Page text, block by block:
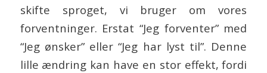
skifte sproget, vi bruger om vores
forventninger. Erstat “Jeg forventer” med
“Jeg ønsker” eller “Jeg har lyst til”. Denne
lille ændring kan have en stor effekt, fordi